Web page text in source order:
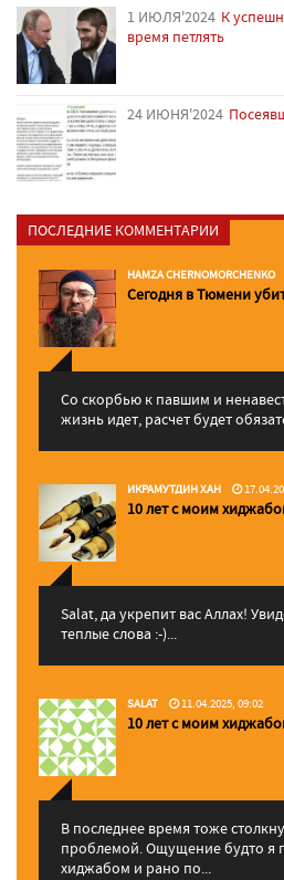
1 ИЮЛЯ'2024 К
время петлять
24 ИЮНЯ'2024
ПОСЛЕДНИЕ КОММЕНТАРИИ
HAMZA CHERNOMORCHENKO
Сегодня в Тюмени
Со скорбью к павшим и
жизнь идет, расчет будет
ИКРАМУТДИН ХАН
10 лет с моим
Salat, да укрепит вас Аллаx!
теплые слова :-)...
SALAT 11.04.2025, 09:02
10 лет с моим
В последнее время тоже
проблемой. Ощущение будто я
хиджабом и рано по...